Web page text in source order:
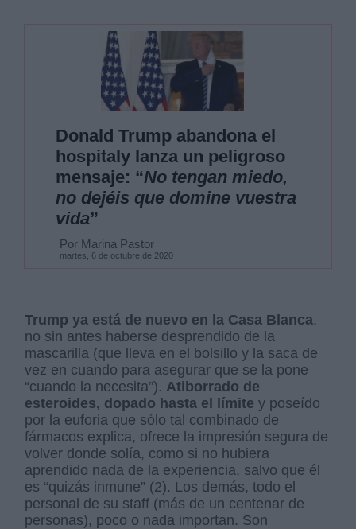
Donald Trump abandona el
hospitaly lanza un peligroso
mensaje: “No tengan miedo,
no dejéis que domine vuestra
vida”
Por Marina Pastor
martes, 6 de octubre de 2020
Trump ya está de nuevo en la Casa Blanca,
no sin antes haberse desprendido de la
mascarilla (que lleva en el bolsillo y la saca de
vez en cuando para asegurar que se la pone
“cuando la necesita”). Atiborrado de
esteroides, dopado hasta el límite y poseído
por la euforia que sólo tal combinado de
fármacos explica, ofrece la impresión segura de
volver donde solía, como si no hubiera
aprendido nada de la experiencia, salvo que él
es “quizás inmune” (2). Los demás, todo el
personal de su staff (más de un centenar de
personas), poco o nada importan. Son